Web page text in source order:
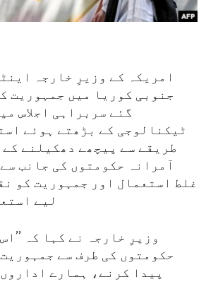
HEALTH
امریکہ کے وزیرِ خارجہ
جنوبی کوریا میں جمہوریت
گئے سربراہی اجلاس
ٹیکنالوجی کے بڑھتے ہوئے
طریقے سے پیچھے دھکیلنے کے
آمرانہ حکومتوں کی جانب
غلط استعمال اور جمہوریت کو
لیے
وزیرِ خارجہ نے کہا کہ
حکومتوں کی طرف سے
پیدا کرنے، ہمارے